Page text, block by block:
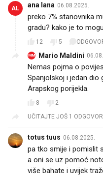
AL ana lana 06.08.2025.
preko 7% stanovnika
gradu? kako je to
12 5
MM Mario Maldini
Nemas pojma o
Spanjolskoj i jedan dio
Arapskog porijekla.
8
2
UČITAJTE JOŠ 1 ODGOVOR
totus tuus 06.08.2025.
pa tko smije i pomislit
a oni se uz pomoć
više bahate i uvijek